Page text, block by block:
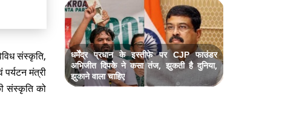
संस्कृति,
मंत्री
संस्कृति को
धर्मेंद्र प्रधान के इस्तीफे पर CJP फाउंडर
अभिजीत दिपके ने कसा तंज, झुकती है दुनिया,
झुकाने वाला चाहिए